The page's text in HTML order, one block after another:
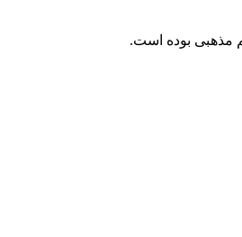
مذهبی بوده است.